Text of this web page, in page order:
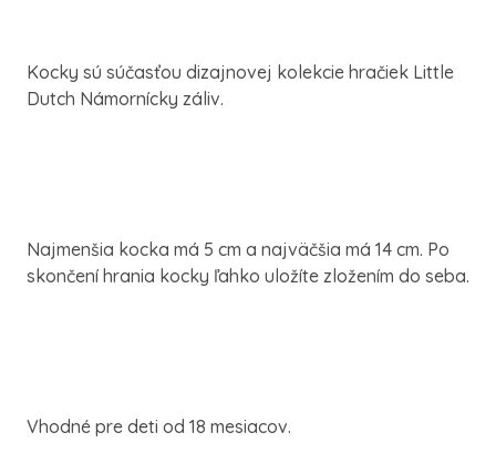
Kocky sú súčasťou dizajnovej kolekcie hračiek Little
Dutch Námornícky záliv.
Najmenšia kocka má 5 cm a najväčšia má 14 cm. Po
skončení hrania kocky ľahko uložíte zložením do seba.
Vhodné pre deti od 18 mesiacov.